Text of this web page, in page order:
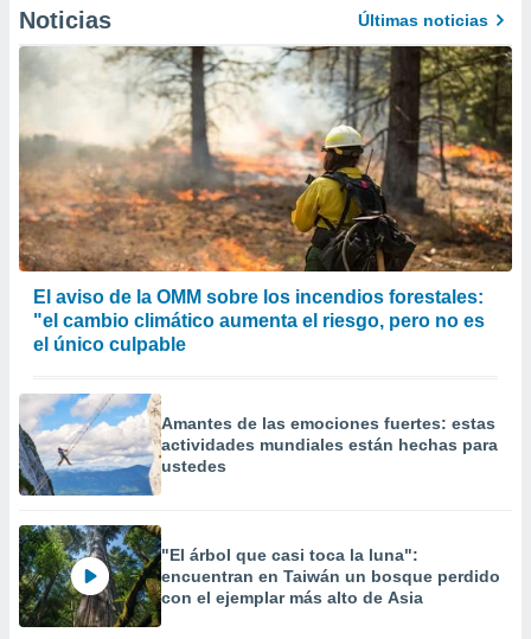
Noticias Últimas noticias
El aviso de la OMM sobre los incendios forestales:
"el cambio climático aumenta el riesgo, pero no es
el único culpable
Amantes de las emociones fuertes: estas
actividades mundiales están hechas para
ustedes
"El árbol que casi toca la luna":
encuentran en Taiwán un bosque perdido
con el ejemplar más alto de Asia